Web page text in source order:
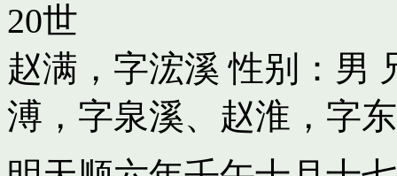
20世
赵满，字浤溪 性别：男
溥，字泉溪、 赵淮，字